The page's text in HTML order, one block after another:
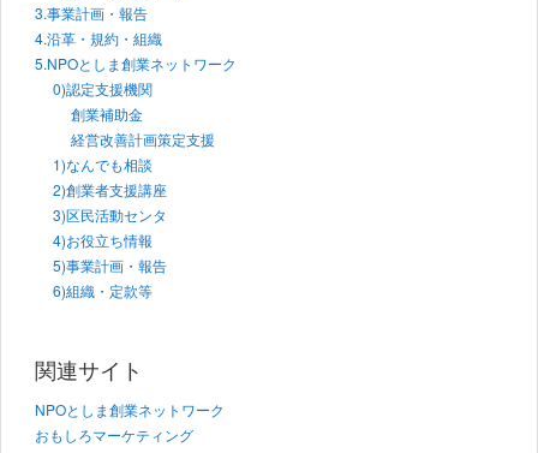
3.事業計画・報告
4.沿革・規約・組織
5.NPOとしま創業ネットワーク
0)認定支援機関
創業補助金
経営改善計画策定支援
1)なんでも相談
2)創業者支援講座
3)区民活動センタ
4)お役立ち情報
5)事業計画・報告
6)組織・定款等
関連サイト
NPOとしま創業ネットワーク
おもしろマーケティング